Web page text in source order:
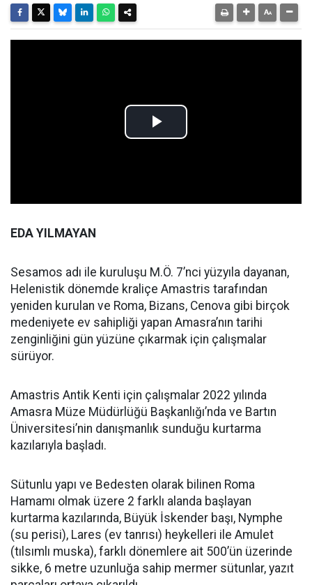
EDA YILMAYAN
Sesamos adı ile kuruluşu M.Ö. 7’nci yüzyıla dayanan,
Helenistik dönemde kraliçe Amastris tarafından
yeniden kurulan ve Roma, Bizans, Cenova gibi birçok
medeniyete ev sahipliği yapan Amasra’nın tarihi
zenginliğini gün yüzüne çıkarmak için çalışmalar
sürüyor.
Amastris Antik Kenti için çalışmalar 2022 yılında
Amasra Müze Müdürlüğü Başkanlığı’nda ve Bartın
Üniversitesi’nin danışmanlık sunduğu kurtarma
kazılarıyla başladı.
Sütunlu yapı ve Bedesten olarak bilinen Roma
Hamamı olmak üzere 2 farklı alanda başlayan
kurtarma kazılarında, Büyük İskender başı, Nymphe
(su perisi), Lares (ev tanrısı) heykelleri ile Amulet
(tılsımlı muska), farklı dönemlere ait 500’ün üzerinde
sikke, 6 metre uzunluğa sahip mermer sütunlar, yazıt